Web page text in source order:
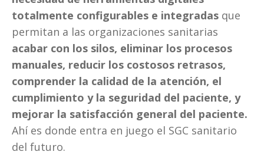
totalmente configurables e integradas que
permitan a las organizaciones sanitarias
acabar con los silos, eliminar los procesos
manuales, reducir los costosos retrasos,
comprender la calidad de la atención, el
cumplimiento y la seguridad del paciente, y
mejorar la satisfacción general del paciente.
Ahí es donde entra en juego el SGC sanitario
del futuro.